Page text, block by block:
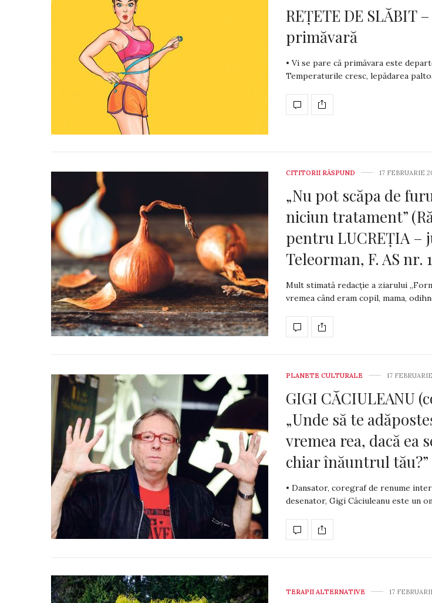
REȚETE DE SLĂBIT
primăvară
• Vi se pare că primăvara este
Temperaturile cresc, lepădarea
CITITORII RĂSPUND 17 FEBRUARIE
„Nu pot scăpa de
niciun tratament”
pentru LUCREȚIA –
Teleorman, F. AS nr.
Mult stimată redacție a ziarului
vremea când eram copil, mama,
PLANETE CULTURALE 17
GIGI CĂCIULEANU
„Unde să te
vremea rea, dacă ea
chiar înăuntrul tău?”
• Dansator, coregraf de renume
desenator, Gigi Căciuleanu este un
TERAPII ALTERNATIVE 17